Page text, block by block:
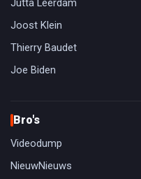
Jutta Leerdam
Joost Klein
Thierry Baudet
Joe Biden
Bro's
Videodump
NieuwNieuws